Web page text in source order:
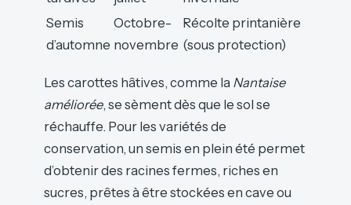
Semis
d’automne
Octobre-
novembre
Récolte printanière
(sous protection)
Les carottes hâtives, comme la Nantaise
améliorée, se sèment dès que le sol se
réchauffe. Pour les variétés de
conservation, un semis en plein été permet
d’obtenir des racines fermes, riches en
sucres, prêtes à être stockées en cave ou